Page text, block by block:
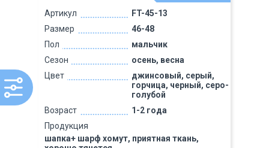
Артикул
FT-45-13
Размер
46-48
Пол
мальчик
Сезон
осень, весна
Цвет
джинсовый, серый,
горчица, черный, серо-
голубой
Возраст
1-2 года
Продукция
шапка+ шарф хомут, приятная ткань,